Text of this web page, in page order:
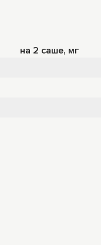
на 2 саше, мг